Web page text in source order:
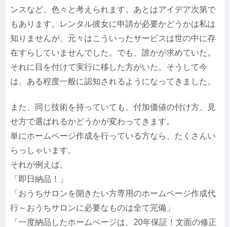
ンスなど、色々と考えられます。あとはアイデア次第で
もあります。レンタル彼女に申請が必要かどうかは私は
知りませんが、元々はこういったサービスは世の中に存
在すらしていませんでした。でも、誰かが求めていた。
それに目を付けて実行に移した方がいた。そうして今
は、ある程度一般に認知されるようになってきました。
また、同じ技術を持っていても、付加価値の付け方、見
せ方で選ばれるかどうかが変わってきます。
単にホームページ作成を行っている方なら、たくさんい
らっしゃいます。
それが例えば、
「即日納品！」
「おうちサロンを開きたい方専用のホームページ作成代
行～おうちサロンに必要なものは全て完備」
「一度納品したホームページは、20年保証！文面の修正